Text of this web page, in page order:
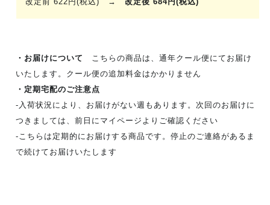
・お届けについて
こちらの商品は、通年クール便にてお届け
いたします。クール便の追加料金はかかりません
・定期宅配のご注意点
‐入荷状況により、お届けがない週もあります。次回のお届けに
つきましては、前日にマイページよりご確認ください
‐こちらは定期的にお届けする商品です。停止のご連絡があるま
で続けてお届けいたします